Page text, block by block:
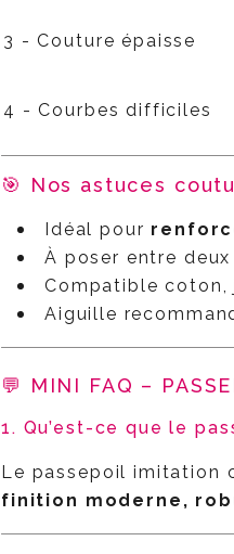
3 - Couture épaisse
4 - Courbes difficiles
🎯 Nos astuces
Idéal pour
À poser entre
Compatible coton,
Aiguille
💬 MINI FAQ –
1. Qu’est-ce que le
Le passepoil imitation
finition moderne,